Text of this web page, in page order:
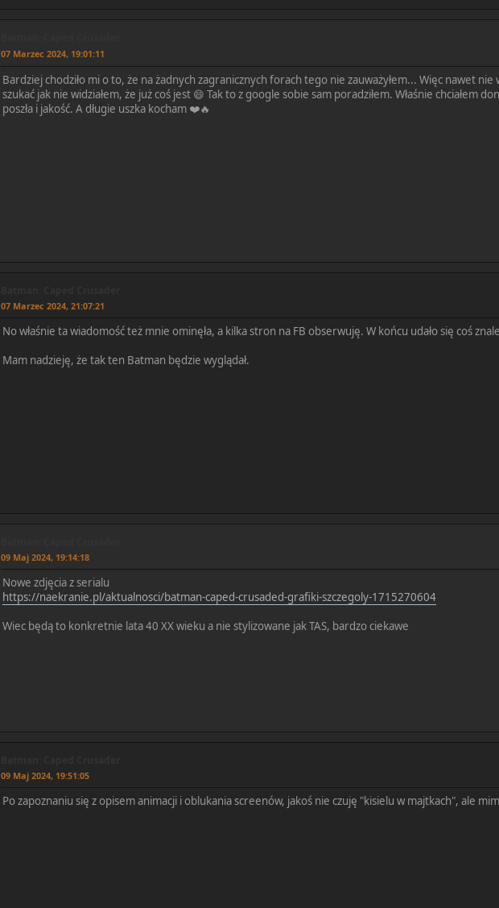
07 Marzec 2024, 19:01:11
Bardziej chodziło mi o to, że na żadnych zagranicznych forach tego nie zauważyłem... Więc nawet nie
szukać jak nie widziałem, że już coś jest 😄 Tak to z google sobie sam poradziłem. Właśnie chciałem
poszła i jakość. A długie uszka kocham ❤️🔥
07 Marzec 2024, 21:07:21
No właśnie ta wiadomość też mnie ominęła, a kilka stron na FB obserwuję. W końcu udało się coś
Mam nadzieję, że tak ten Batman będzie wyglądał.
09 Maj 2024, 19:14:18
Nowe zdjęcia z serialu
https://naekranie.pl/aktualnosci/batman-caped-crusaded-grafiki-szczegoly-1715270604
Wiec będą to konkretnie lata 40 XX wieku a nie stylizowane jak TAS, bardzo ciekawe
09 Maj 2024, 19:51:05
Po zapoznaniu się z opisem animacji i oblukania screenów, jakoś nie czuję "kisielu w majtkach", ale